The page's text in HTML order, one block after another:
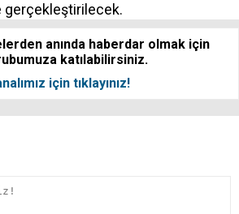
gerçekleştirilecek.
anında haberdar olmak için
katılabilirsiniz.
için tıklayınız!